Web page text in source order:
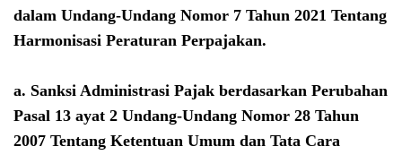
dalam Undang-Undang Nomor 7 Tahun 2021 Tentang
Harmonisasi Peraturan Perpajakan.
a. Sanksi Administrasi Pajak berdasarkan Perubahan
Pasal 13 ayat 2 Undang-Undang Nomor 28 Tahun
2007 Tentang Ketentuan Umum dan Tata Cara